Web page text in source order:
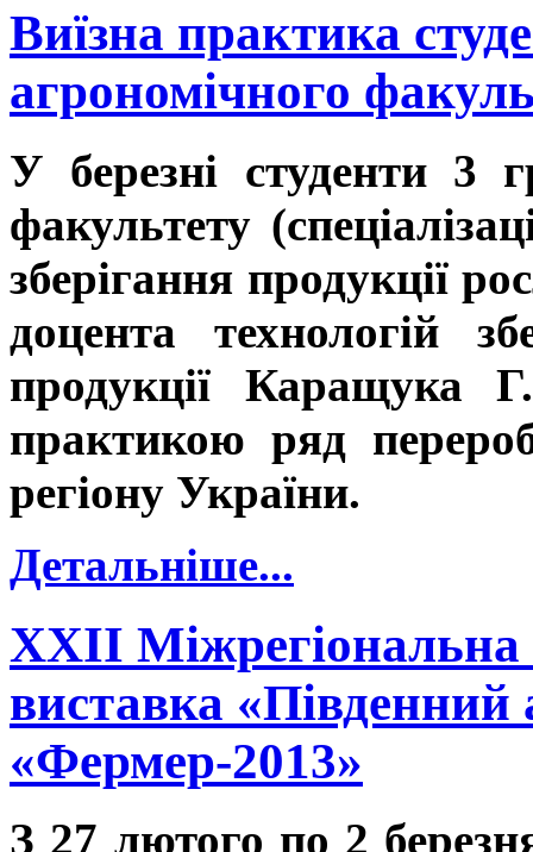
Виїзна практика
агрономічного
У березні студенти 3
факультету
зберігання продукції
доцента технологій
продукції Каращука
практикою ряд
регіону України.
Детальніше...
ХХII Міжрегіональна
виставка
«Фермер-2013»
З 27 лютого по 2